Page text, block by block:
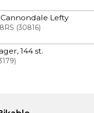
Lefty
(30816)
144 st.
)